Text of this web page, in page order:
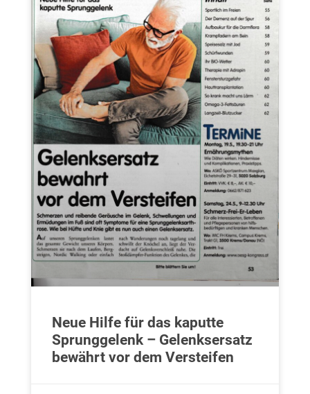
Neue Hilfe für das kaputte
Sprunggelenk – Gelenksersatz
bewährt vor dem Versteifen